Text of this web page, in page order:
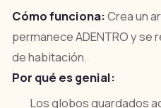
Cómo funciona:Crea un
permanece ADENTRO y
de habitación.
Por qué es genial:
Los globos guardados